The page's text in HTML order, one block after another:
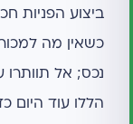
ביצוע הפניות
כשאין מה
נכס; אל תוותרו
הללו עוד היום